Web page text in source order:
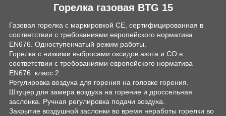
Горелка газовая BTG 15
Газовая горелка с маркировкой СЕ, сертифицированная в
соответствии с требованиями европейского норматива
EN676. Одноступенчатый режим работы.
Горелка с низкими выбросами оксидов азота и CO в
соответствии с требованиями европейского норматива
EN676: класс 2.
Регулировка воздуха для горения на головке горения.
Штуцер для замера воздуха на горение и дроссельная
заслонка. Ручная регулировка подачи воздуха.
Закрытие воздушной заслонки во время неработы горелки во